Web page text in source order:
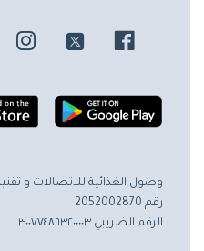
وصول الغذائية للاتصالات و
رقم 2052002870
الرقم الضريبي ٣٠٠٧٧٤٨٦٣٢٠٠٠٠٣